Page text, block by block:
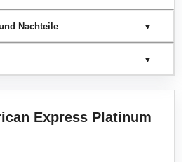
Nachteile
Express Platinum